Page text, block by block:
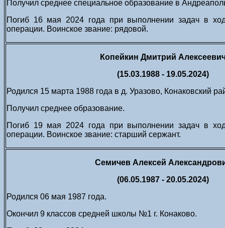
Получил среднее специальное образование в
Погиб 16 мая 2024 года при выполнении задач в
операции. Воинское звание: рядовой.
Копейкин Дмитрий
(15.03.1988 - 19.05.2024)
Родился 15 марта 1988 года в д. Уразово, Конаковский
Получил среднее образование.
Погиб 19 мая 2024 года при выполнении задач в
операции. Воинское звание: старший сержант.
Семичев Алексей
(06.05.1987 - 20.05.2024)
Родился 06 мая 1987 года.
Окончил 9 классов средней школы №1 г. Конаково.